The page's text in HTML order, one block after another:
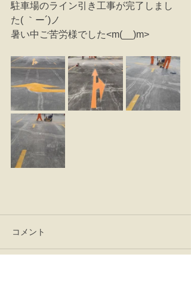
駐車場のライン引き工事が完了しまし
た( ｀ー´)ノ
暑い中ご苦労様でした<m(__)m>
コメント